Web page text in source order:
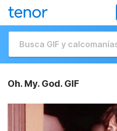
Oh. My. God. GIF